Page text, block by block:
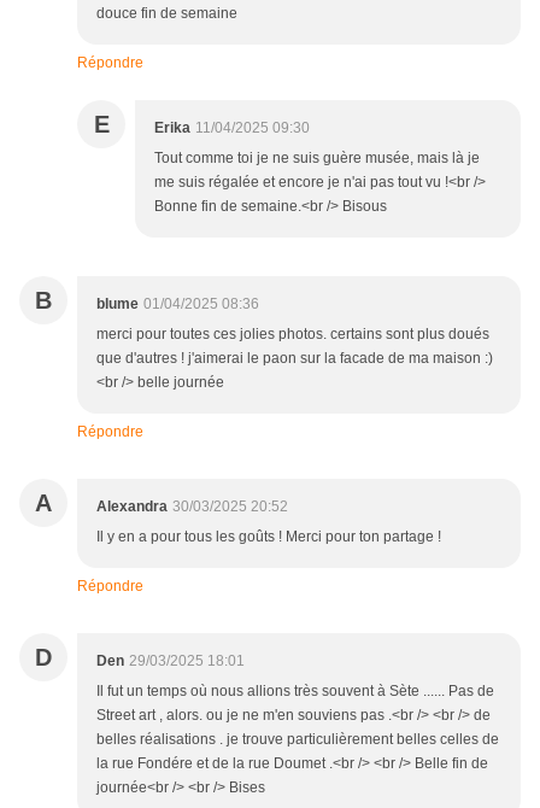
douce fin de semaine
Répondre
E Erika 11/04/2025 09:30
Tout comme toi je ne suis guère musée, mais là je
me suis régalée et encore je n'ai pas tout vu !<br />
Bonne fin de semaine.<br /> Bisous
B blume 01/04/2025 08:36
merci pour toutes ces jolies photos. certains sont plus doués
que d'autres ! j'aimerai le paon sur la facade de ma maison :)
<br /> belle journée
Répondre
A Alexandra 30/03/2025 20:52
Il y en a pour tous les goûts ! Merci pour ton partage !
Répondre
D Den 29/03/2025 18:01
Il fut un temps où nous allions très souvent à Sète ...... Pas de
Street art , alors. ou je ne m'en souviens pas .<br /> <br /> de
belles réalisations . je trouve particulièrement belles celles de
la rue Fondére et de la rue Doumet .<br /> <br /> Belle fin de
journée<br /> <br /> Bises